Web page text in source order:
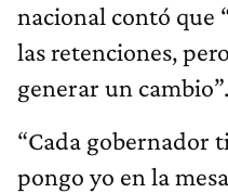
nacional contó que
las retenciones,
generar un cambio”.
“Cada gobernador
pongo yo en la